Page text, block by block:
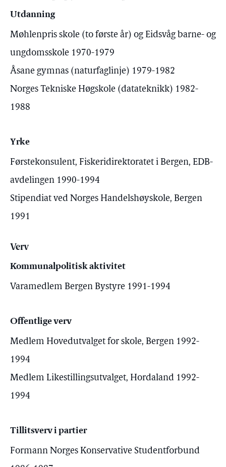
Utdanning
Møhlenpris skole (to første år) og Eidsvåg barne- og
ungdomsskole 1970-1979
Åsane gymnas (naturfaglinje) 1979-1982
Norges Tekniske Høgskole (datateknikk) 1982-
1988
Yrke
Førstekonsulent, Fiskeridirektoratet i Bergen, EDB-
avdelingen 1990-1994
Stipendiat ved Norges Handelshøyskole, Bergen
1991
Verv
Kommunalpolitisk aktivitet
Varamedlem Bergen Bystyre 1991-1994
Offentlige verv
Medlem Hovedutvalget for skole, Bergen 1992-
1994
Medlem Likestillingsutvalget, Hordaland 1992-
1994
Tillitsverv i partier
Formann Norges Konservative Studentforbund